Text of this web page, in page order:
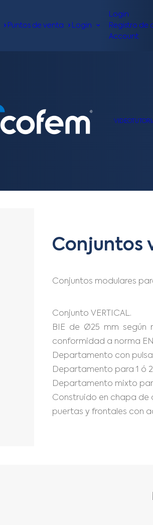
Puntos de venta Login
Login
Registro de
Account
Conjuntos
Conjuntos modulares
Conjunto VERTICAL.
BIE de Ø25 mm según
conformidad a norma EN
Departamento con
Departamento para 1 ó
Departamento mixto
Construido en chapa de
puertas y frontales con